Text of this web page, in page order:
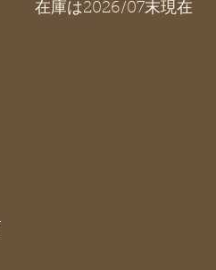
在庫は2026/07末現在